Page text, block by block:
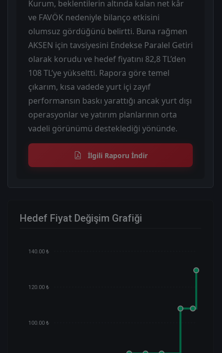
Kurum, beklentilerin altında kalan net kâr
ve FAVÖK nedeniyle bilanço etkisini
olumsuz gördüğünü belirtti. Buna rağmen
AKSEN için tavsiyesini Endekse Paralel Getiri
olarak korudu ve hedef fiyatını 82,8 TL’den
108 TL’ye yükseltti. Rapora göre temel
çıkarım, kısa vadede yurt içi zayıf
performansın baskı yarattığı ancak yurt dışı
operasyonlar ve yatırım planlarının orta
vadeli görünümü desteklediği yönünde.
İlgili Raporu İndir
Hedef Fiyat Değişim Grafiği
140.00 ₺
120.00 ₺
100.00 ₺